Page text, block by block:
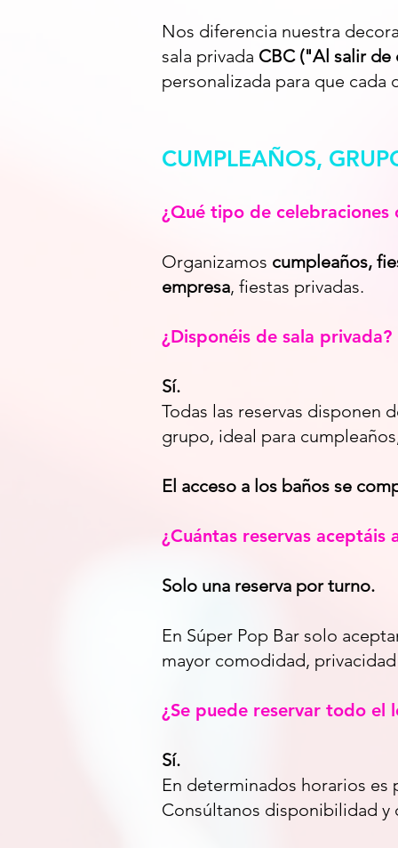
Nos diferencia nuestra
sala privada CBC ("Al salir de
personalizada para que cada
CUMPLEAÑOS,
¿Qué tipo de celebraciones
Organizamos cumpleaños,
empresa, fiestas privadas.
¿Disponéis de sala privada?
Sí.
Todas las reservas disponen
grupo, ideal para
El acceso a los baños se
¿Cuántas reservas aceptáis
Solo una reserva por turno.
En Súper Pop Bar solo
mayor comodidad,
¿Se puede reservar todo el
Sí.
En determinados horarios
Consúltanos disponibilidad y